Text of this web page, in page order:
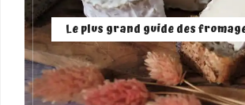
Le plus grand guide des